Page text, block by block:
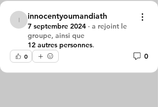
innocentyoumandiath
innocentyoumandiath
7 septembre 2024 · a rejoint le
groupe, ainsi que
12 autres personnes.
0 0